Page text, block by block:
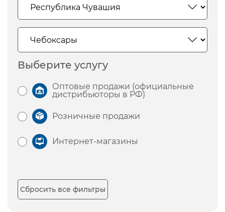
Выберите услугу
Оптовые продажи (официальные
дистрибьюторы в РФ)
Розничные продажи
Интернет-магазины
Сбросить все фильтры